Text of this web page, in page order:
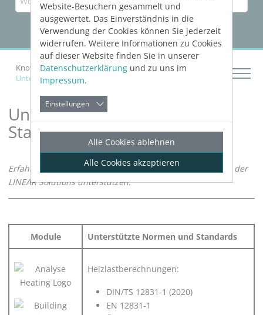
Knowledge Base Revit
Unterstützte Normen und Standards
Unterstützte Normen und
Standards
Erfahren Sie, welche Normen und Standards die Module der
LINEARSolutions unterstützen.
Module Unterstützte Normen und Standards
Heizlastberechnungen:
DIN/TS 12831-1 (2020)
EN 12831-1
Website-Besuchern gesammelt und
ausgewertet. Das Einverständnis in die
Verwendung der Cookies können Sie jederzeit
widerrufen. Weitere Informationen zu Cookies
auf dieser Website finden Sie in unserer
Datenschutzerklärung und zu uns im
Impressum.
Einstellungen
Alle Cookies ablehnen
Alle Cookies akzeptieren